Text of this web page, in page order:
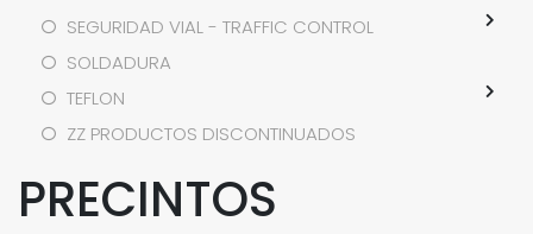
SEGURIDAD VIAL - TRAFFIC CONTROL
SOLDADURA
TEFLON
ZZ PRODUCTOS DISCONTINUADOS
PRECINTOS